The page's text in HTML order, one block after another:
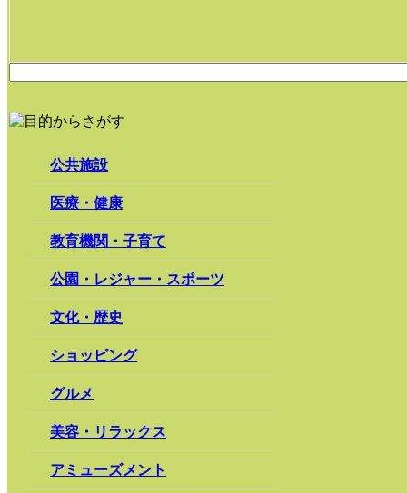
公共施設
医療・健康
教育機関・子育て
公園・レジャー・スポーツ
文化・歴史
ショッピング
グルメ
美容・リラックス
アミューズメント